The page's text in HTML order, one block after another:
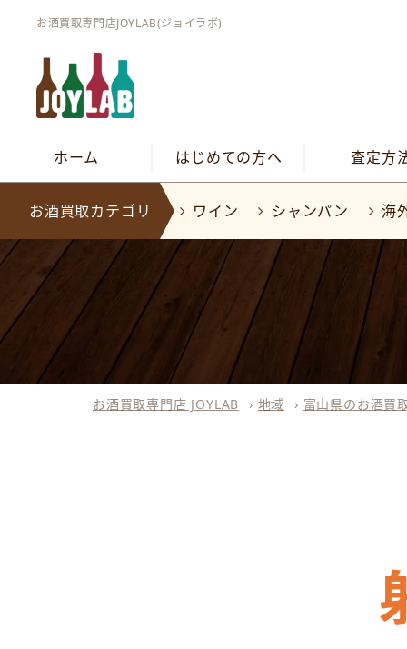
お酒買取専門店JOYLAB(ジョイラボ)
ホーム はじめての方へ 査定方
お酒買取カテゴリ ワイン シャンパン 海
お酒買取専門店 JOYLAB › 地域 › 富山県のお酒買